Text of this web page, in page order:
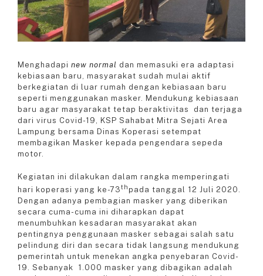
Menghadapi new normal dan memasuki era adaptasi
kebiasaan baru, masyarakat sudah mulai aktif
berkegiatan di luar rumah dengan kebiasaan baru
seperti menggunakan masker. Mendukung kebiasaan
baru agar masyarakat tetap beraktivitas dan terjaga
dari virus Covid-19, KSP Sahabat Mitra Sejati Area
Lampung bersama Dinas Koperasi setempat
membagikan Masker kepada pengendara sepeda
motor.
Kegiatan ini dilakukan dalam rangka memperingati
hari koperasi yang ke-73th pada tanggal 12 Juli 2020.
Dengan adanya pembagian masker yang diberikan
secara cuma-cuma ini diharapkan dapat
menumbuhkan kesadaran masyarakat akan
pentingnya penggunaan masker sebagai salah satu
pelindung diri dan secara tidak langsung mendukung
pemerintah untuk menekan angka penyebaran Covid-
19. Sebanyak 1.000 masker yang dibagikan adalah